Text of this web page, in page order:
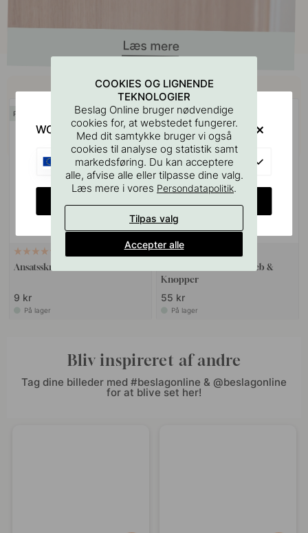
Køb sammen med
POPULAR
VÆGBESLAG
Ansatsskrue M4x50mm 1stk
9 kr
På lager
Boreskabelonen til Greb &
Knopper
55 kr
På lager
Bliv inspireret af andre
Tag dine billeder med #beslagonline & @beslagonline
for at blive set her!
COOKIES OG LIGNENDE
TEKNOLOGIER
Beslag Online bruger nødvendige
cookies for, at webstedet fungerer.
Med dit samtykke bruger vi også
cookies til analyse og statistik samt
markedsføring. Du kan acceptere
alle, afvise alle eller tilpasse dine valg.
Læs mere i vores Persondatapolitik.
Tilpas valg
Accepter alle
WOULD YOU RATHER VISIT?
EU